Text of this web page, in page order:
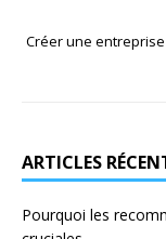
Créer une
ARTICLES
Pourquoi les